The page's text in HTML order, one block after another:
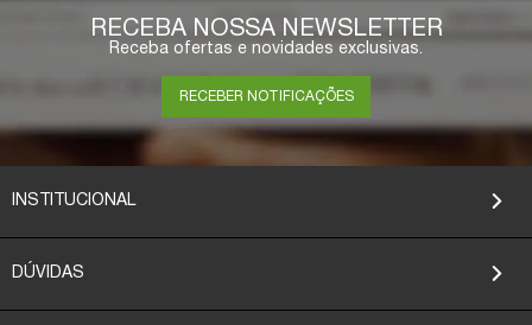
RECEBA NOSSA NEWSLETTER
Receba ofertas e novidades exclusivas.
RECEBER NOTIFICAÇÕES
INSTITUCIONAL
DÚVIDAS